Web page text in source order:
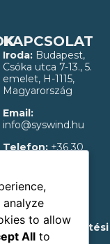
KAPCSOLAT
Iroda: Budapest,
Csóka utca 7-13., 5.
emelet, H-1115,
Magyarország
Email:
info@syswind.hu
Telefon:+36 30
Adatvédelmi és
adatkezelési
információk
Akadálymentesítési
nyilatkozat
to allow
All to